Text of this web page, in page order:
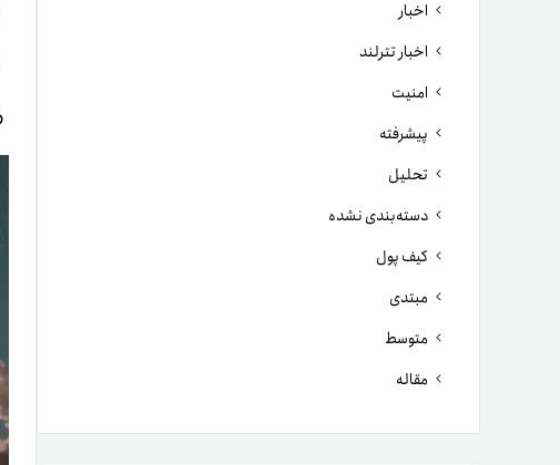
اخبار
اخبار تترلند
امنیت
پیشرفته
تحلیل
دسته‌بندی نشده
کیف پول
مبتدی
متوسط
مقاله